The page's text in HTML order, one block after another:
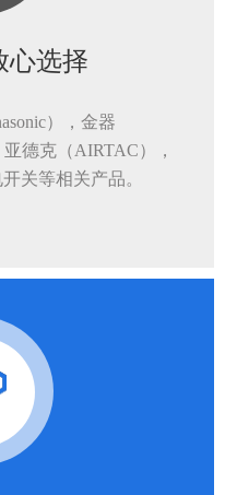
心选择
），金器
德克（AIRTAC），
关等相关产品。